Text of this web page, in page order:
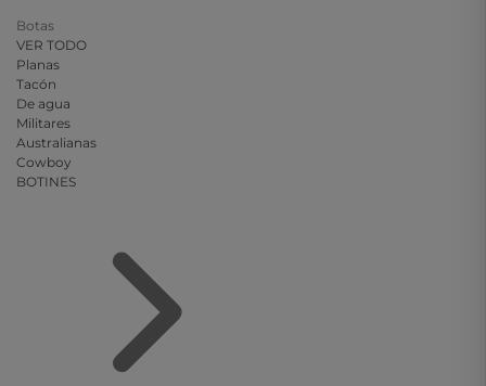
Botas
VER TODO
Planas
Tacón
De agua
Militares
Australianas
Cowboy
BOTINES